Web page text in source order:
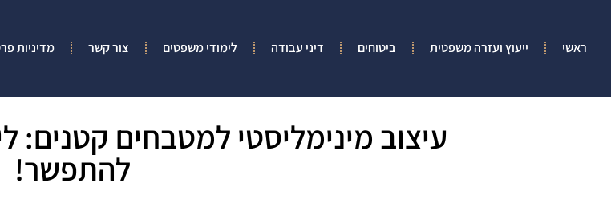
ראשי ייעוץ ועזרה משפטית ביטוחים דיני עבודה לימודי משפטים צור קשר מדיניות
עיצוב מינימליסטי למטבחים קטנים:
להתפשר!